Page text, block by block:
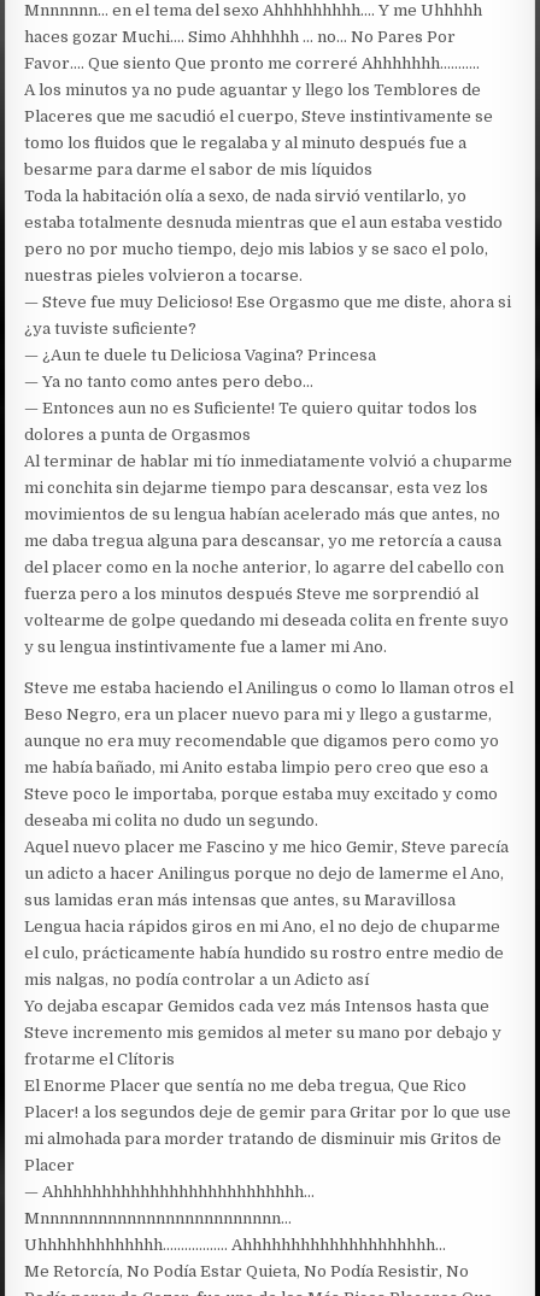
Mnnnnnn… en el tema del sexo Ahhhhhhhhh…. Y me Uhhhhh
haces gozar Muchi…. Simo Ahhhhhh … no… No Pares Por
Favor…. Que siento Que pronto me correré Ahhhhhhh………..
A los minutos ya no pude aguantar y llego los Temblores de
Placeres que me sacudió el cuerpo, Steve instintivamente se
tomo los fluidos que le regalaba y al minuto después fue a
besarme para darme el sabor de mis líquidos
Toda la habitación olía a sexo, de nada sirvió ventilarlo, yo
estaba totalmente desnuda mientras que el aun estaba vestido
pero no por mucho tiempo, dejo mis labios y se saco el polo,
nuestras pieles volvieron a tocarse.
— Steve fue muy Delicioso! Ese Orgasmo que me diste, ahora si
¿ya tuviste suficiente?
— ¿Aun te duele tu Deliciosa Vagina? Princesa
— Ya no tanto como antes pero debo…
— Entonces aun no es Suficiente! Te quiero quitar todos los
dolores a punta de Orgasmos
Al terminar de hablar mi tío inmediatamente volvió a chuparme
mi conchita sin dejarme tiempo para descansar, esta vez los
movimientos de su lengua habían acelerado más que antes, no
me daba tregua alguna para descansar, yo me retorcía a causa
del placer como en la noche anterior, lo agarre del cabello con
fuerza pero a los minutos después Steve me sorprendió al
voltearme de golpe quedando mi deseada colita en frente suyo
y su lengua instintivamente fue a lamer mi Ano.
Steve me estaba haciendo el Anilingus o como lo llaman otros el
Beso Negro, era un placer nuevo para mi y llego a gustarme,
aunque no era muy recomendable que digamos pero como yo
me había bañado, mi Anito estaba limpio pero creo que eso a
Steve poco le importaba, porque estaba muy excitado y como
deseaba mi colita no dudo un segundo.
Aquel nuevo placer me Fascino y me hico Gemir, Steve parecía
un adicto a hacer Anilingus porque no dejo de lamerme el Ano,
sus lamidas eran más intensas que antes, su Maravillosa
Lengua hacia rápidos giros en mi Ano, el no dejo de chuparme
el culo, prácticamente había hundido su rostro entre medio de
mis nalgas, no podía controlar a un Adicto así
Yo dejaba escapar Gemidos cada vez más Intensos hasta que
Steve incremento mis gemidos al meter su mano por debajo y
frotarme el Clítoris
El Enorme Placer que sentía no me deba tregua, Que Rico
Placer! a los segundos deje de gemir para Gritar por lo que use
mi almohada para morder tratando de disminuir mis Gritos de
Placer
— Ahhhhhhhhhhhhhhhhhhhhhhhhhh…
Mnnnnnnnnnnnnnnnnnnnnnnnnn…
Uhhhhhhhhhhhhh……………… Ahhhhhhhhhhhhhhhhhhhh…
Me Retorcía, No Podía Estar Quieta, No Podía Resistir, No